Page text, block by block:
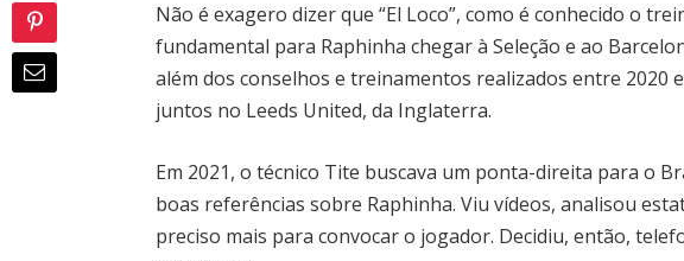
Não é exagero dizer que “El Loco”, como é conhecido o
fundamental para Raphinha chegar à Seleção e ao
além dos conselhos e treinamentos realizados entre 2020
juntos no Leeds United, da Inglaterra.
Em 2021, o técnico Tite buscava um ponta-direita para o
boas referências sobre Raphinha. Viu vídeos, analisou
preciso mais para convocar o jogador. Decidiu, então,